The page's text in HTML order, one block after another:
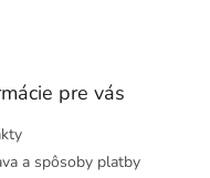
pre vás
a spôsoby platby